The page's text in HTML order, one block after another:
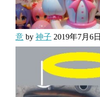
意 by 神子 2019年7月6日